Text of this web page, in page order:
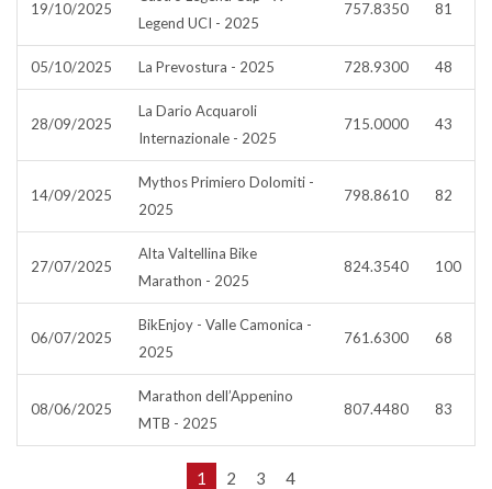
19/10/2025
Legend UCI - 2025
757.8350 81
05/10/2025 La Prevostura - 2025 728.9300 48
28/09/2025
La Dario Acquaroli
Internazionale - 2025
715.0000 43
14/09/2025
Mythos Primiero Dolomiti -
2025
798.8610 82
27/07/2025
Alta Valtellina Bike
Marathon - 2025
824.3540 100
06/07/2025
BikEnjoy - Valle Camonica -
2025
761.6300 68
08/06/2025
Marathon dell’Appenino
MTB - 2025
807.4480 83
1 2 3 4